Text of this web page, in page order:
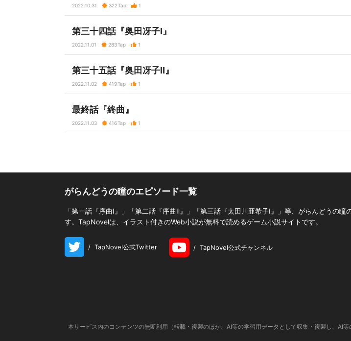
2022.10.31 322Tap 1
第三十四話『奥田冴子Ⅰ』
2022.11.01 283Tap 1
第三十五話『奥田冴子Ⅱ』
2022.11.02 419Tap 1
最終話『終曲』
2022.11.03 416Tap 1
がらんどうの瞳のエピソード一覧
「第一話『序曲Ⅰ』」「第二話『序曲Ⅱ』」「第三話『太田川亜希子Ⅰ』」等、がらんどうの
す。TapNovelは、イラスト付きのWeb小説が無料で読めるゲーム小説サイトです。
/ TapNovel公式Twitter / TapNovel公式チャンネル
本サービス内のコンテンツの無断利用（転載・複製のほか、AI等の学習用データとして収集・複製し、AI